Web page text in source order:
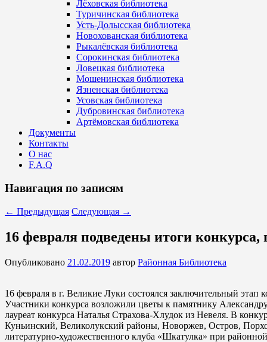
Лёховская библиотека
Туричинская библиотека
Усть-Долысская библиотека
Новохованская библиотека
Рыкалёвская библиотека
Сорокинская библиотека
Ловецкая библиотека
Мошенинская библиотека
Язненская библиотека
Усовская библиотека
Дубровинская библиотека
Артёмовская библиотека
Документы
Контакты
О нас
F.A.Q
Навигация по записям
← Предыдущая Следующая →
16 февраля подведены итоги
Опубликовано 21.02.2019 автор Районная Библиотека
16 февраля в г. Великие Луки состоялся заключительный
Участники конкурса возложили цветы к памятнику
лауреат конкурса Наталья Страхова-Хлудок из Невеля. В
Куньинский, Великолукский районы, Новоржев, Остров,
литературно-художественного клуба «Шкатулка» при